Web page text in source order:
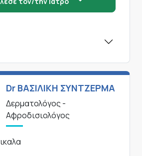
Dr ΒΑΣΙΛΙΚΗ ΣΥΝΤΖΕΡΜΑ
Δερματολόγος -
Αφροδισιολόγος